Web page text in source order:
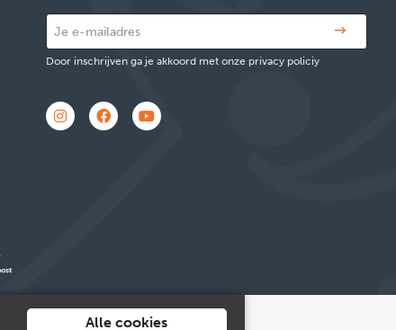
Door inschrijven ga je akkoord met onze privacy policiy
Alle cookies